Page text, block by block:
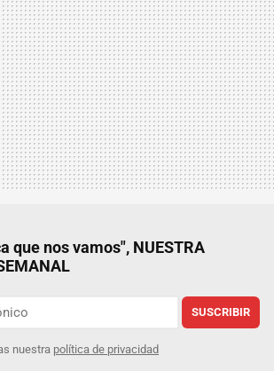
que nos vamos", NUESTRA
SUSCRIBIR
nuestra política de privacidad